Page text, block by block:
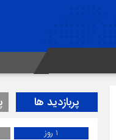
پربازدید ها
1 روز